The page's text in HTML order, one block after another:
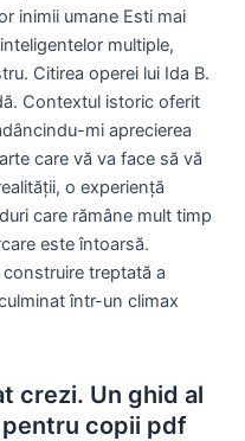
inimii umane Esti mai
multiple,
Citirea operei lui Ida B.
Contextul istoric oferit
mi aprecierea
care vă va face să vă
o experiență
care rămâne mult timp
este întoarsă.
treptată a
într-un climax
crezi. Un ghid al
copii pdf